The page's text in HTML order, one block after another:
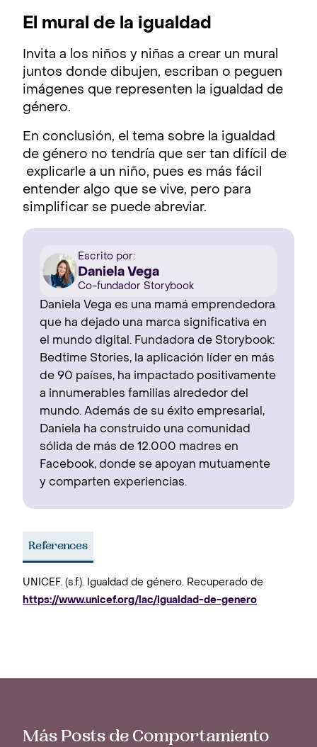
El mural de la igualdad
Invita a los niños y niñas a crear un mural
juntos donde dibujen, escriban o peguen
imágenes que representen la igualdad de
género.
En conclusión, el tema sobre la igualdad
de género no tendría que ser tan difícil de
explicarle a un niño, pues es más fácil
entender algo que se vive, pero para
simplificar se puede abreviar.
Escrito por:
Daniela Vega
Co-fundador Storybook
Daniela Vega es una mamá emprendedora
que ha dejado una marca significativa en
el mundo digital. Fundadora de Storybook:
Bedtime Stories, la aplicación líder en más
de 90 países, ha impactado positivamente
a innumerables familias alrededor del
mundo. Además de su éxito empresarial,
Daniela ha construido una comunidad
sólida de más de 12.000 madres en
Facebook, donde se apoyan mutuamente
y comparten experiencias.
References
UNICEF. (s.f.). Igualdad de género. Recuperado de
https://www.unicef.org/lac/igualdad-de-genero
Más Posts de Comportamiento